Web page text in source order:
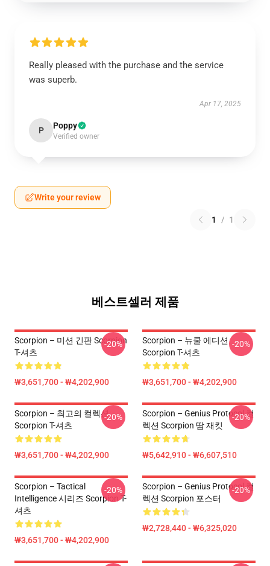
Really pleased with the purchase and the service
was superb.
Apr 17, 2025
P Poppy
Verified owner
Write your review
1 / 1
베스트셀러 제품
Scorpion – 미션 긴판 Scorpion
T-셔츠
₩3,651,700 - ₩4,202,900
-20%
Scorpion – 뉴쿨 에디션
Scorpion T-셔츠
₩3,651,700 - ₩4,202,900
-20%
Scorpion – 최고의 컬렉션
Scorpion T-셔츠
₩3,651,700 - ₩4,202,900
-20%
Scorpion – Genius Protocol 컬
렉션 Scorpion 땀 재킷
₩5,642,910 - ₩6,607,510
-20%
Scorpion – Tactical
Intelligence 시리즈 Scorpion T-
셔츠
₩3,651,700 - ₩4,202,900
-20%
Scorpion – Genius Protocol 컬
렉션 Scorpion 포스터
₩2,728,440 - ₩6,325,020
-20%